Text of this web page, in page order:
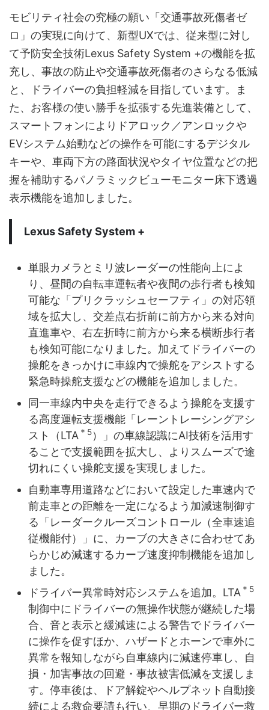
モビリティ社会の究極の願い「交通事故死傷者ゼ
ロ」の実現に向けて、新型UXでは、従来型に対し
て予防安全技術Lexus Safety System +の機能を拡
充し、事故の防止や交通事故死傷者のさらなる低減
と、ドライバーの負担軽減を目指しています。ま
た、お客様の使い勝手を拡張する先進装備として、
スマートフォンによりドアロック／アンロックや
EVシステム始動などの操作を可能にするデジタル
キーや、車両下方の路面状況やタイヤ位置などの把
握を補助するパノラミックビューモニター床下透過
表示機能を追加しました。
Lexus Safety System +
単眼カメラとミリ波レーダーの性能向上によ
り、昼間の自転車運転者や夜間の歩行者も検知
可能な「プリクラッシュセーフティ」の対応領
域を拡大し、交差点右折前に前方から来る対向
直進車や、右左折時に前方から来る横断歩行者
も検知可能になりました。加えてドライバーの
操舵をきっかけに車線内で操舵をアシストする
緊急時操舵支援などの機能を追加しました。
同一車線内中央を走行できるよう操舵を支援す
る高度運転支援機能「レーントレーシングアシ
スト（LTA ＊5）」の車線認識にAI技術を活用す
ることで支援範囲を拡大し、よりスムーズで途
切れにくい操舵支援を実現しました。
自動車専用道路などにおいて設定した車速内で
前走車との距離を一定になるよう加減速制御す
る「レーダークルーズコントロール（全車速追
従機能付）」に、カーブの大きさに合わせてあ
らかじめ減速するカーブ速度抑制機能を追加し
ました。
ドライバー異常時対応システムを追加。LTA ＊5
制御中にドライバーの無操作状態が継続した場
合、音と表示と緩減速による警告でドライバー
に操作を促すほか、ハザードとホーンで車外に
異常を報知しながら自車線内に減速停車し、自
損・加害事故の回避・事故被害低減を支援しま
す。停車後は、ドア解錠やヘルプネット自動接
続による救命要請も行い、早期のドライバー救